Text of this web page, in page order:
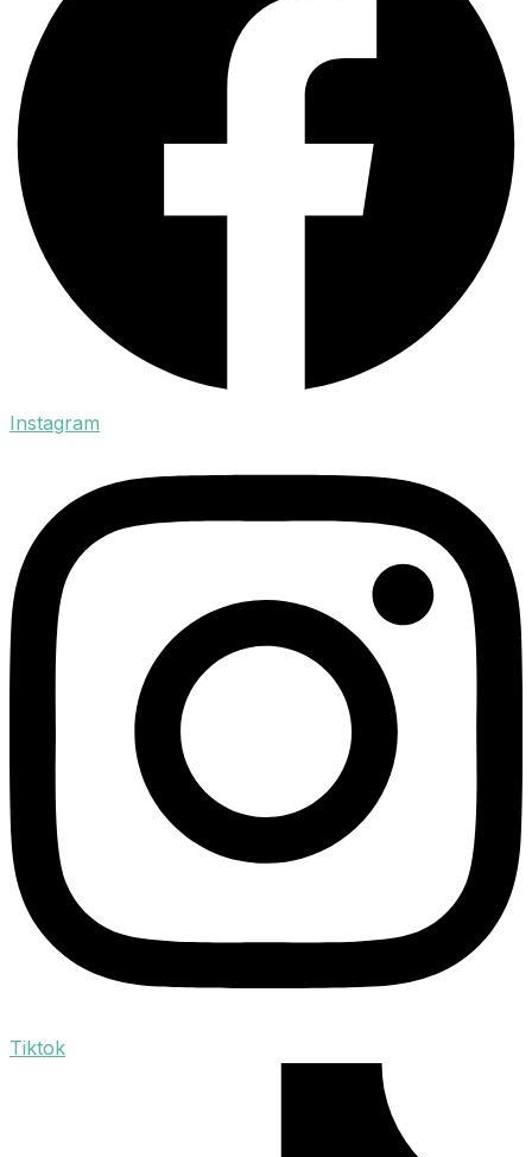
Instagram
Tiktok